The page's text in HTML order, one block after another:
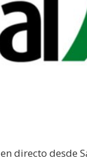
en directo desde